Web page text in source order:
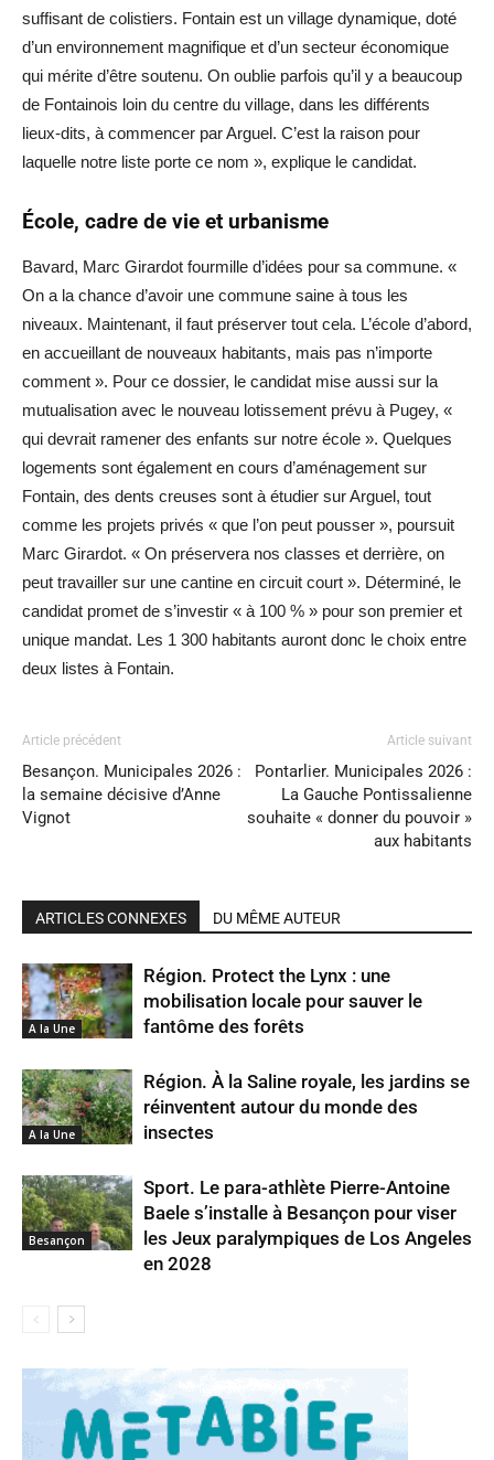
suffisant de colistiers. Fontain est un village dynamique, doté
d’un environnement magnifique et d’un secteur économique
qui mérite d’être soutenu. On oublie parfois qu’il y a beaucoup
de Fontainois loin du centre du village, dans les différents
lieux-dits, à commencer par Arguel. C’est la raison pour
laquelle notre liste porte ce nom », explique le candidat.
École, cadre de vie et urbanisme
Bavard, Marc Girardot fourmille d’idées pour sa commune. «
On a la chance d’avoir une commune saine à tous les
niveaux. Maintenant, il faut préserver tout cela. L’école d’abord,
en accueillant de nouveaux habitants, mais pas n’importe
comment ». Pour ce dossier, le candidat mise aussi sur la
mutualisation avec le nouveau lotissement prévu à Pugey, «
qui devrait ramener des enfants sur notre école ». Quelques
logements sont également en cours d’aménagement sur
Fontain, des dents creuses sont à étudier sur Arguel, tout
comme les projets privés « que l’on peut pousser », poursuit
Marc Girardot. « On préservera nos classes et derrière, on
peut travailler sur une cantine en circuit court ». Déterminé, le
candidat promet de s’investir « à 100 % » pour son premier et
unique mandat. Les 1 300 habitants auront donc le choix entre
deux listes à Fontain.
Article précédent
Besançon. Municipales 2026 :
la semaine décisive d’Anne
Vignot
Article suivant
Pontarlier. Municipales 2026 :
La Gauche Pontissalienne
souhaite « donner du pouvoir »
aux habitants
ARTICLES CONNEXES DU MÊME AUTEUR
A la Une
Région. Protect the Lynx : une
mobilisation locale pour sauver le
fantôme des forêts
A la Une
Région. À la Saline royale, les jardins se
réinventent autour du monde des
insectes
Besançon
Sport. Le para-athlète Pierre-Antoine
Baele s’installe à Besançon pour viser
les Jeux paralympiques de Los Angeles
en 2028